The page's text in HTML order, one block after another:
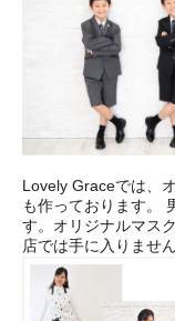
Lovely Graceでは、
も作っております。
す。オリジナルマス
店では手に入りませ